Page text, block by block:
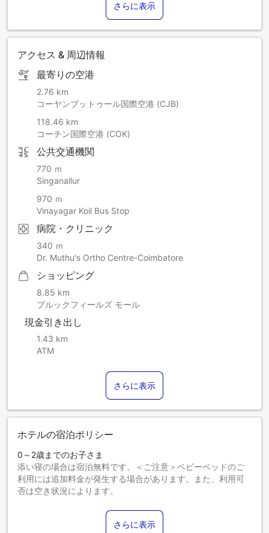
さらに表示
アクセス & 周辺情報
最寄りの空港
2.76 km
コーヤンブットゥール国際空港 (CJB)
118.46 km
コーチン国際空港 (COK)
公共交通機関
770 ｍ
Singanallur
970 ｍ
Vinayagar Koil Bus Stop
病院・クリニック
340 ｍ
Dr. Muthu's Ortho Centre-Coimbatore
ショッピング
8.85 km
ブルックフィールズ モール
現金引き出し
1.43 km
ATM
さらに表示
ホテルの宿泊ポリシー
0～2歳までのお子さま
添い寝の場合は宿泊無料です。＜ご注意＞ベビーベッドのご
利用には追加料金が発生する場合があります。また、利用可
否は空き状況によります。
添い寝の場合は宿泊無料です。
13歳以上のゲストは大人とみなされます。
さらに表示